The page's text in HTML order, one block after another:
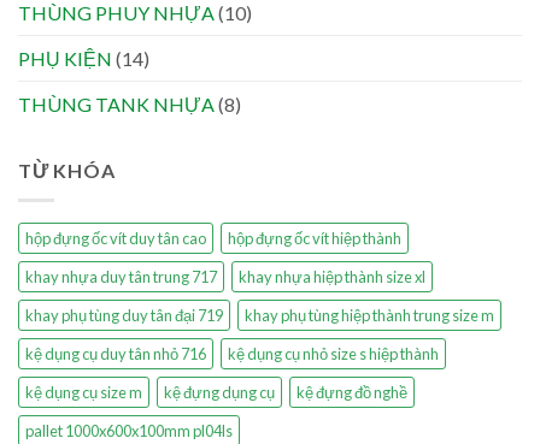
THÙNG PHUY NHỰA(10)
PHỤ KIỆN (14)
THÙNG TANK NHỰA(8)
TỪ KHÓA
hộp đựng ốc vít duy tân cao
hộp đựng ốc vít hiệp thành
khay nhựa duy tân trung 717
khay nhựa hiệp thành size xl
khay phụ tùng duy tân đại 719
khay phụ tùng hiệp thành trung size m
kệ dụng cụ duy tân nhỏ 716
kệ dụng cụ nhỏ size s hiệp thành
kệ dụng cụ size m
kệ đựng dụng cụ
kệ đựng đồ nghề
pallet 1000x600x100mm pl04ls